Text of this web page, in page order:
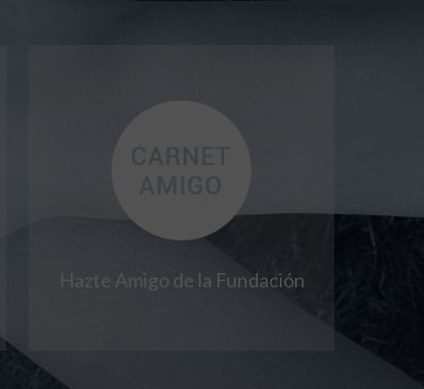
Hazte Amigo de la Fundación